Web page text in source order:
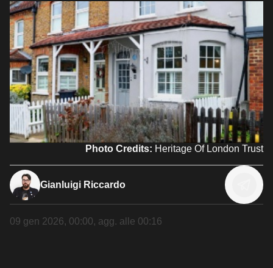
Photo Credits: Heritage Of London Trust
Gianluigi Riccardo
09 gen 2026, 00:00, agg. alle 00:16